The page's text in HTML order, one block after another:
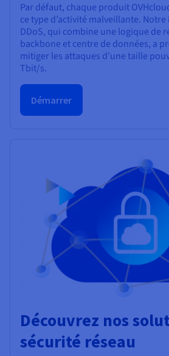
Par défaut, chaque produit
ce type d’activité malveillante.
DDoS, qui combine une logique de
backbone et centre de données, a
mitiger les attaques d’une taille
Tbit/s.
Démarrer
Découvrez nos
sécurité réseau